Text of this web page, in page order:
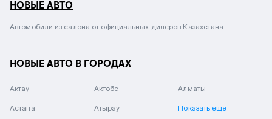
НОВЫЕ АВТО
Автомобили из салона от официальных дилеров Казахстана.
НОВЫЕ АВТО В ГОРОДАХ
Актау Актобе Алматы
Астана Атырау Показать еще